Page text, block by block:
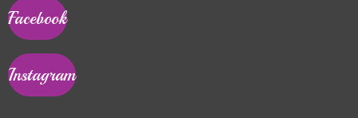
Facebook
Instagram